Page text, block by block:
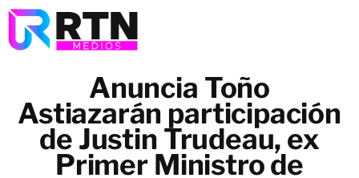
Anuncia Toño
Astiazarán participación
de Justin Trudeau, ex
Primer Ministro de